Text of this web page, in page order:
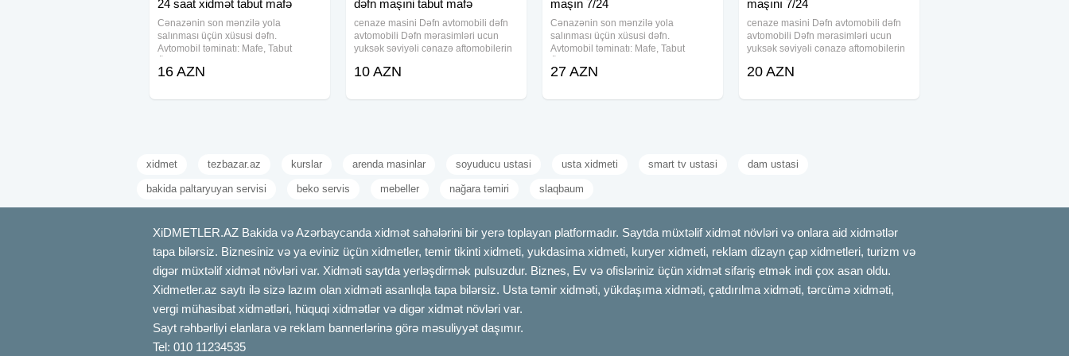
24 saat xidmət tabut mafə
Cənazənin son mənzilə yola
salınması üçün xüsusi dəfn.
Avtomobil təminatı: Mafe, Tabut
sink tabutların təşkili. Məzar üstü gül
idərə olunması
16 AZN
dəfn maşıni tabut mafə
cenaze masini Dəfn avtomobili dəfn
avtomobili Dəfn mərasimləri ucun
yuksək səviyəli cənazə aftomobilerin
aparmaq xidməti tabut və mafə
sink
10 AZN
maşın 7/24
Cənazənin son mənzilə yola
salınması üçün xüsusi dəfn.
Avtomobil təminatı: Mafe, Tabut
sink tabutların təşkili. Məzar üstü gül
idərə olunması
27 AZN
maşını 7/24
cenaze masini Dəfn avtomobili dəfn
avtomobili Dəfn mərasimləri ucun
yuksək səviyəli cənazə aftomobilerin
aparmaq xidməti tabut və mafə
sink
20 AZN
xidmet tezbazar.az kurslar arenda masinlar soyuducu ustasi usta xidmeti smart tv ustasi dam ustasi
bakida paltaryuyan servisi beko servis mebeller nağara təmiri slaqbaum
XiDMETLER.AZ Bakida və Azərbaycanda xidmət sahələrini bir yerə toplayan platformadır. Saytda müxtəlif xidmət növləri və onlara aid xidmətlər
tapa bilərsiz. Biznesiniz və ya eviniz üçün xidmetler, temir tikinti xidmeti, yukdasima xidmeti, kuryer xidmeti, reklam dizayn çap xidmetleri, turizm və
digər müxtəlif xidmət növləri var. Xidməti saytda yerləşdirmək pulsuzdur. Biznes, Ev və ofisləriniz üçün xidmət sifariş etmək indi çox asan oldu.
Xidmetler.az saytı ilə sizə lazım olan xidməti asanlıqla tapa bilərsiz. Usta təmir xidməti, yükdaşıma xidməti, çatdırılma xidməti, tərcümə xidməti,
vergi mühasibat xidmətləri, hüquqi xidmətlər və digər xidmət növləri var.
Sayt rəhbərliyi elanlara və reklam bannerlərinə görə məsuliyyət daşımır.
Tel: 010 11234535